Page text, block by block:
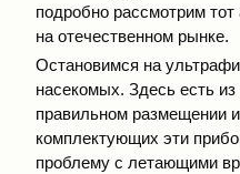
подробно рассмотрим тот
на отечественном рынке.
Остановимся на
насекомых. Здесь есть
правильном размещении
комплектующих эти
проблему с летающими